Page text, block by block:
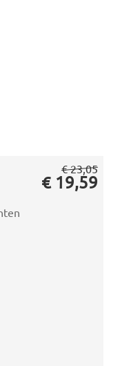
€ 23,05
€ 19,59